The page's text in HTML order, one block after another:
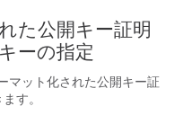
た公開キー証明
ーの指定
マット化された公開キー証
す。